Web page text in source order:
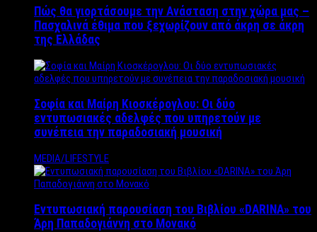
Πώς θα γιορτάσουμε την Ανάσταση στην χώρα μας –
Πασχαλινά έθιμα που ξεχωρίζουν από άκρη σε άκρη
της Ελλάδας
Σοφία και Μαίρη Κιοσκέρογλου: Οι δύο
εντυπωσιακές αδελφές που υπηρετούν με
συνέπεια την παραδοσιακή μουσική
MEDIA/LIFESTYLE
Εντυπωσιακή παρουσίαση του Βιβλίου «DARINA» του
Άρη Παπαδογιάννη στο Μονακό